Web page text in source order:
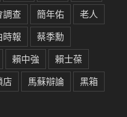
調查 簡年佑
老人
時報
蔡季勳
賴中強
賴士葆
店 馬蘇辯論 黑箱